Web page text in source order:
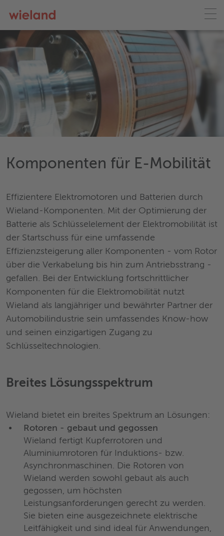
Komponenten für E-Mobilität
Effizientere Elektromotoren und Batterien durch
Wieland-Komponenten. Mit der Optimierung der
Batterie als Schlüsselelement der Elektromobilität ist
der Startschuss für eine umfassende
Effizienzsteigerung aller Komponenten - vom Rotor
über die Verkabelung bis hin zum Antriebsstrang -
gefallen. Bei der Entwicklung fortschrittlicher
Komponenten für die Elektromobilität nutzt
Wieland als langjähriger und bewährter Partner der
Automobilindustrie sein umfassendes Know-how
und seinen einzigartigen Zugang zu
Schlüsseltechnologien.
Breites Lösungsspektrum
Wieland bietet ein breites Spektrum an Lösungen:
Rotoren - gebaut und gegossen
Wieland fertigt Kupferrotoren und
Aluminiumrotoren für Induktions- bzw.
Asynchronmaschinen. Die Rotoren von
Wieland werden sowohl gebaut als auch
gegossen, um höchsten
Leistungsanforderungen gerecht zu werden.
Sie bieten eine ausgezeichnete elektrische
Leitfähigkeit und sind ideal für Anwendungen,